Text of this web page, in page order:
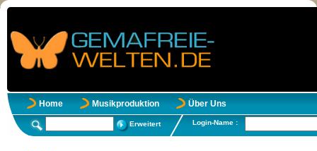
Home Musikproduktion Über Uns
Erweitert Login-Name :